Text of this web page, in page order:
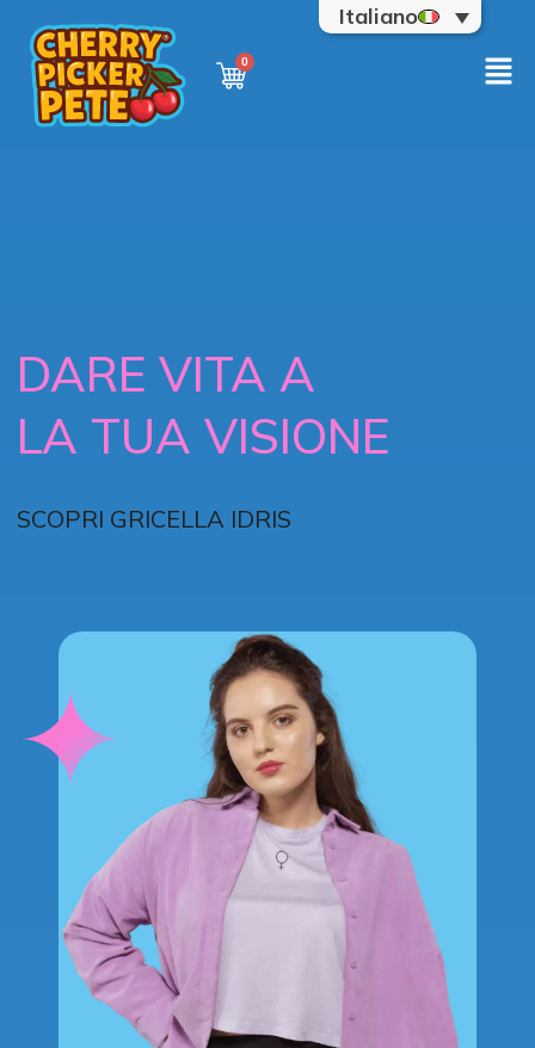
Italiano
DARE VITA A
LA TUA VISIONE
SCOPRI GRICELLA IDRIS